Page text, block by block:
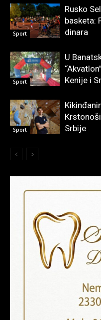
Sport
Rusko
basketa:
dinara
Sport
U
Kenije i
Sport
Srbije